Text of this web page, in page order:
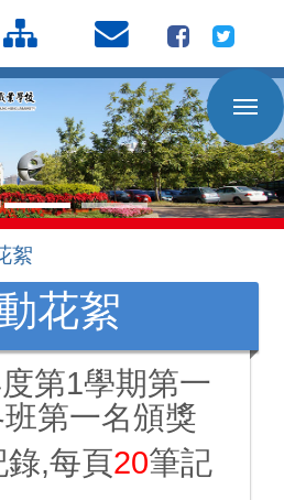
絮
花絮
第1學期第一
第一名頒獎
錄,每頁20筆記